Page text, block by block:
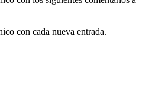
con cada nueva entrada.